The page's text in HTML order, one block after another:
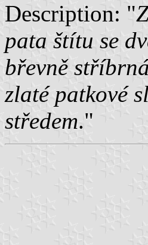
Description: "
pata štítu se
břevně
zlaté patkové
středem."